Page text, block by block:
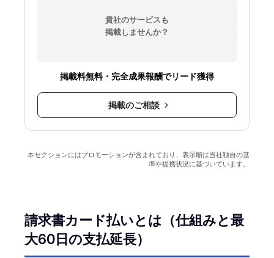
貴社のサービスも
掲載しませんか？
掲載料無料・完全成果報酬でリード獲得
掲載のご相談
本セクションにはプロモーションが含まれており、表示順は当社独自の基
準や提携状況に基づいています。
請求書カード払いとは（仕組みと最
大60日の支払延長）